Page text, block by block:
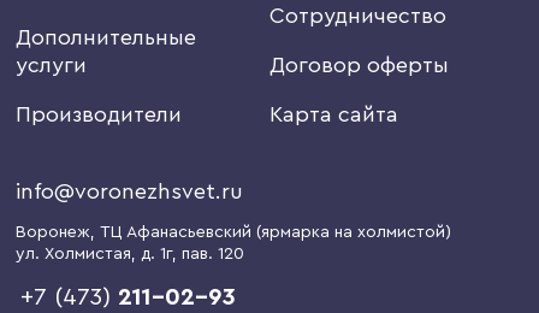
Дополнительные
услуги
Производители
Сотрудничество
Договор оферты
Карта сайта
info@voronezhsvet.ru
Воронеж, ТЦ Афанасьевский (ярмарка на холмистой)
ул. Холмистая, д. 1г, пав. 120
+7 (473) 211-02-93